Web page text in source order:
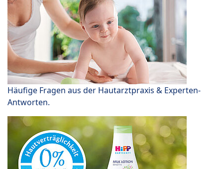
Häufige Fragen aus der Hautarztpraxis & Experten-
Antworten.